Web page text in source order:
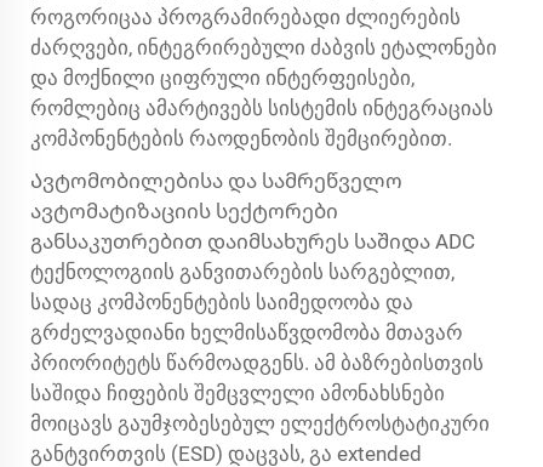
როგორიცაა პროგრამირებადი ძლიერების
ძარღვები, ინტეგრირებული ძაბვის ეტალონები
და მოქნილი ციფრული ინტერფეისები,
რომლებიც ამარტივებს სისტემის ინტეგრაციას
კომპონენტების რაოდენობის შემცირებით.
Ავტომობილებისა და სამრეწველო
ავტომატიზაციის სექტორები
განსაკუთრებით დაიმსახურეს საშიდა ADC
ტექნოლოგიის განვითარების სარგებლით,
სადაც კომპონენტების საიმედოობა და
გრძელვადიანი ხელმისაწვდომობა მთავარ
პრიორიტეტს წარმოადგენს. ამ ბაზრებისთვის
საშიდა ჩიფების შემცვლელი ამონახსნები
მოიცავს გაუმჯობესებულ ელექტროსტატიკური
განტვირთვის (ESD) დაცვას, გა extended